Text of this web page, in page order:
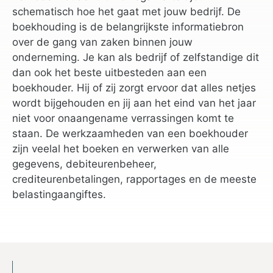
schematisch hoe het gaat met jouw bedrijf. De
boekhouding is de belangrijkste informatiebron
over de gang van zaken binnen jouw
onderneming. Je kan als bedrijf of zelfstandige dit
dan ook het beste uitbesteden aan een
boekhouder. Hij of zij zorgt ervoor dat alles netjes
wordt bijgehouden en jij aan het eind van het jaar
niet voor onaangename verrassingen komt te
staan. De werkzaamheden van een boekhouder
zijn veelal het boeken en verwerken van alle
gegevens, debiteurenbeheer,
crediteurenbetalingen, rapportages en de meeste
belastingaangiftes.